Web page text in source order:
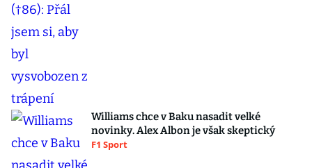
Williams chce v Baku nasadit velké
novinky. Alex Albon je však skeptický
F1 Sport